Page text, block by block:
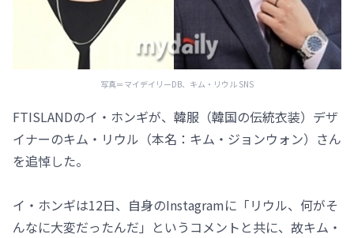
写真＝マイデイリーDB、キム・リウル SNS
FTISLANDのイ・ホンギが、韓服（韓国の伝統衣装）デザ
イナーのキム・リウル（本名：キム・ジョンウォン）さん
を追悼した。
イ・ホンギは12日、自身のInstagramに「リウル、何がそ
んなに大変だったんだ」というコメントと共に、故キム・